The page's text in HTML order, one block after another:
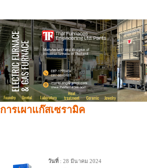
การเผาแก๊สเซรามิค
วันที่ : 28 มีนาคม 2024